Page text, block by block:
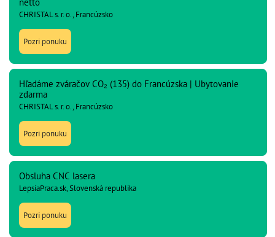
CHRISTAL s. r. o., Francúzsko
Pozri ponuku
Hľadáme zváračov CO₂ (135) do Francúzska | Ubytovanie
zdarma
CHRISTAL s. r. o., Francúzsko
Pozri ponuku
Obsluha CNC lasera
LepsiaPraca.sk, Slovenská republika
Pozri ponuku